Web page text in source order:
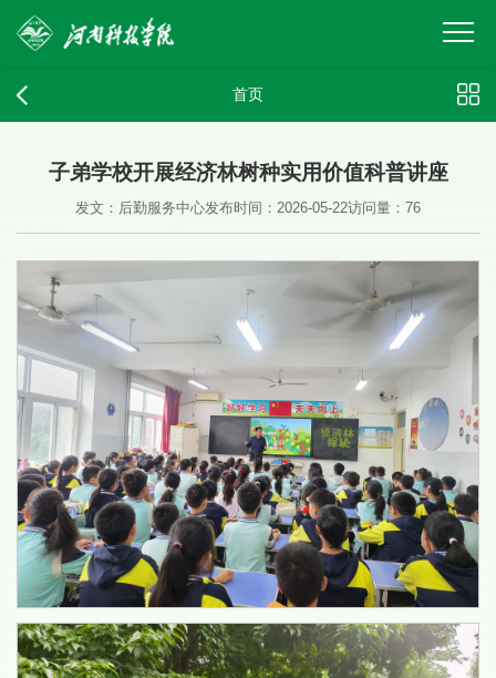
首页
​子弟学校开展经济林树种实用价值科普讲座
发文：后勤服务中心发布时间：2026-05-22访问量： 76